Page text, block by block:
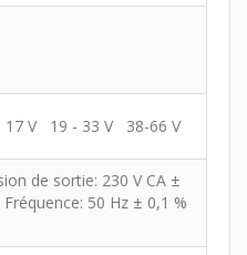
17 V 19 - 33 V 38-66 V
de sortie: 230 V CA ±
50 Hz ± 0,1 %